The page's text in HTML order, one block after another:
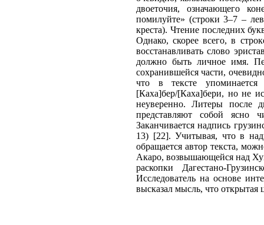
двоеточия, означающего
помилуйте» (строки 3–7 –
креста). Чтение последних
Однако, скорее всего, в
восстанавливать слово
должно быть личное имя.
сохранившейся части,
что в тексте
[Каха]бер/[Каха]бери, но не
неуверенно. Литеры после
представляют собой ясно
Заканчивается надпись
13) [22]. Учитывая, что в
обращается автор текста,
Акаро, возвышающейся над
раскопки Дагестано-
Исследователь на основе
высказал мысль, что открытая